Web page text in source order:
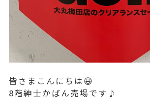
皆さまこんにちは😃
8階紳士かばん売場です♪